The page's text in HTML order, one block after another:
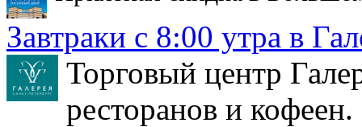
Завтраки с 8:00 утра в
Торговый центр
ресторанов и кофеен.